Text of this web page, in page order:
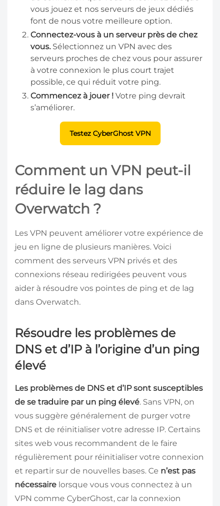
vous jouez et nos serveurs de jeux dédiés
font de nous votre meilleure option.
Connectez-vous à un serveur près de chez
vous. Sélectionnez un VPN avec des
serveurs proches de chez vous pour assurer
à votre connexion le plus court trajet
possible, ce qui réduit votre ping.
Commencez à jouer ! Votre ping devrait
s’améliorer.
Testez CyberGhost VPN
Comment un VPN peut-il
réduire le lag dans
Overwatch ?
Les VPN peuvent améliorer votre expérience de
jeu en ligne de plusieurs manières. Voici
comment des serveurs VPN privés et des
connexions réseau redirigées peuvent vous
aider à résoudre vos pointes de ping et de lag
dans Overwatch.
Résoudre les problèmes de
DNS et d’IP à l’origine d’un ping
élevé
Les problèmes de DNS et d’IP sont susceptibles
de se traduire par un ping élevé. Sans VPN, on
vous suggère généralement de purger votre
DNS et de réinitialiser votre adresse IP. Certains
sites web vous recommandent de le faire
régulièrement pour réinitialiser votre connexion
et repartir sur de nouvelles bases. Ce n’est pas
nécessaire lorsque vous vous connectez à un
VPN comme CyberGhost, car la connexion